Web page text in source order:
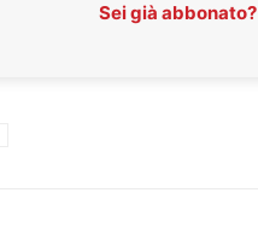
Sei già abbonato?